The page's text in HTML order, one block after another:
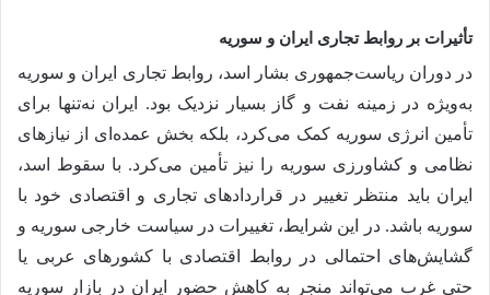
تأثیرات بر روابط تجاری ایران و سوریه
در دوران ریاست‌جمهوری بشار اسد، روابط تجاری ایران و سوریه
به‌ویژه در زمینه نفت و گاز بسیار نزدیک بود. ایران نه‌تنها برای
تأمین انرژی سوریه کمک می‌کرد، بلکه بخش عمده‌ای از نیازهای
نظامی و کشاورزی سوریه را نیز تأمین می‌کرد. با سقوط اسد،
ایران باید منتظر تغییر در قراردادهای تجاری و اقتصادی خود با
سوریه باشد. در این شرایط، تغییرات در سیاست خارجی سوریه و
گشایش‌های احتمالی در روابط اقتصادی با کشورهای عربی یا
حتی غرب می‌تواند منجر به کاهش حضور ایران در بازار سوریه